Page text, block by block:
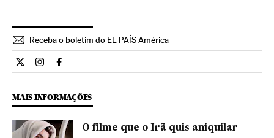
Receba o boletim do EL PAÍS América
Cultura El País Brasil en Twitter
Cultura El País Brasil en Instagram
Cultura El País Brasil en Facebook
MAIS INFORMAÇÕES
O filme que o Irã quis aniquilar